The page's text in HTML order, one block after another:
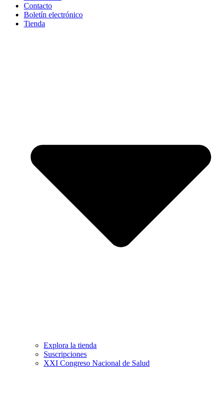
Contacto
Boletín electrónico
Tienda
Explora la tienda
Suscripciones
XXI Congreso Nacional de Salud